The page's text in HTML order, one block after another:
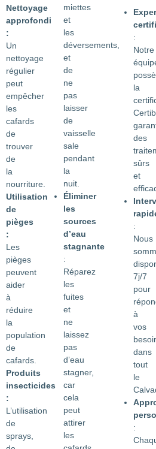
Nettoyage
approfondi
:
Un
nettoyage
régulier
peut
empêcher
les
cafards
de
trouver
de
la
nourriture.
Utilisation
de
pièges
:
Les
pièges
peuvent
aider
à
réduire
la
population
de
cafards.
Produits
insecticides
:
L’utilisation
de
sprays,
miettes
et
les
déversements,
et
de
ne
pas
laisser
de
vaisselle
sale
pendant
la
nuit.
Éliminer
les
sources
d’eau
stagnante
:
Réparez
les
fuites
et
ne
laissez
pas
d’eau
stagner,
car
cela
peut
attirer
les
:
Notre
la
des
sûrs
et
:
Nous
7j/7
pour
à
vos
dans
tout
le
: